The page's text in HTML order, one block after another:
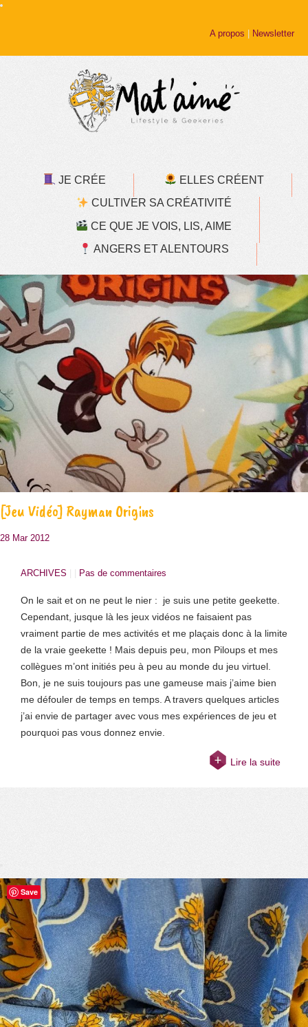
A propos | Newsletter
JE CRÉE
ELLES CRÉENT
CULTIVER SA CRÉATIVITÉ
CE QUE JE VOIS, LIS, AIME
ANGERS ET ALENTOURS
[Jeu Vidéo] Rayman Origins
28 Mar 2012
ARCHIVES Pas de commentaires
On le sait et on ne peut le nier : je suis une petite geekette.
Cependant, jusque là les jeux vidéos ne faisaient pas
vraiment partie de mes activités et me plaçais donc à la limite
de la vraie geekette ! Mais depuis peu, mon Piloups et mes
collègues m’ont initiés peu à peu au monde du jeu virtuel.
Bon, je ne suis toujours pas une gameuse mais j’aime bien
me défouler de temps en temps. A travers quelques articles
j’ai envie de partager avec vous mes expériences de jeu et
pourquoi pas vous donnez envie.
Lire la suite
Save